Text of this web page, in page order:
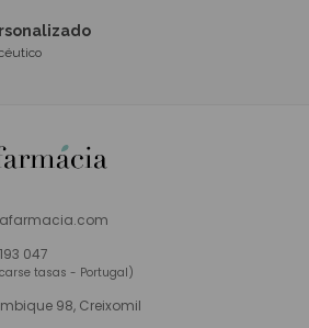
047
tasas - Portugal)
98, Creixomil